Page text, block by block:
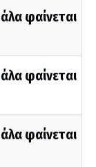
φαίνεται
φαίνεται
φαίνεται